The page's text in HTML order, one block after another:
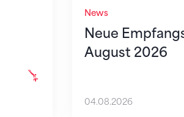
News
Neue
August 2026
04.08.2026